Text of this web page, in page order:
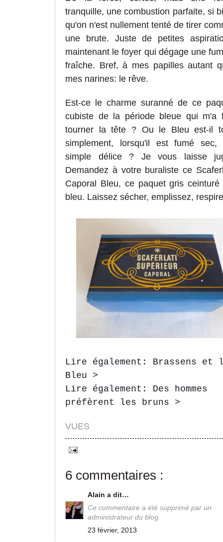
tranquille, une combustion parfaite, si
qu'on n'est nullement tenté de tirer
une brute. Juste de petites
maintenant le foyer qui dégage une
fraîche. Bref, à mes papilles autant
mes narines: le rêve.
Est-ce le charme suranné de ce
cubiste de la période bleue qui m'a
tourner la tête ? Ou le Bleu est-il
simplement, lorsqu'il est fumé sec,
simple délice ? Je vous laisse
Demandez à votre buraliste ce
Caporal Bleu, ce paquet gris ceinturé
bleu. Laissez sécher, emplissez,
Lire également: Brassens et
Bleu >
Lire également: Des hommes
préfèrent les bruns >
VUES
6 commentaires :
Alain a dit…
Ce commentaire a été supprimé par un
administrateur du blog.
23 février, 2013